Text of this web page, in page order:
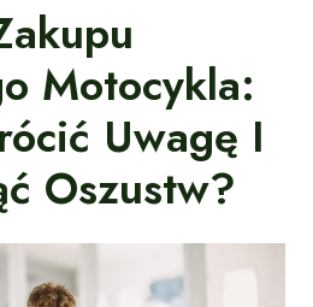
Motocykla:
Uwagę I
Oszustw?